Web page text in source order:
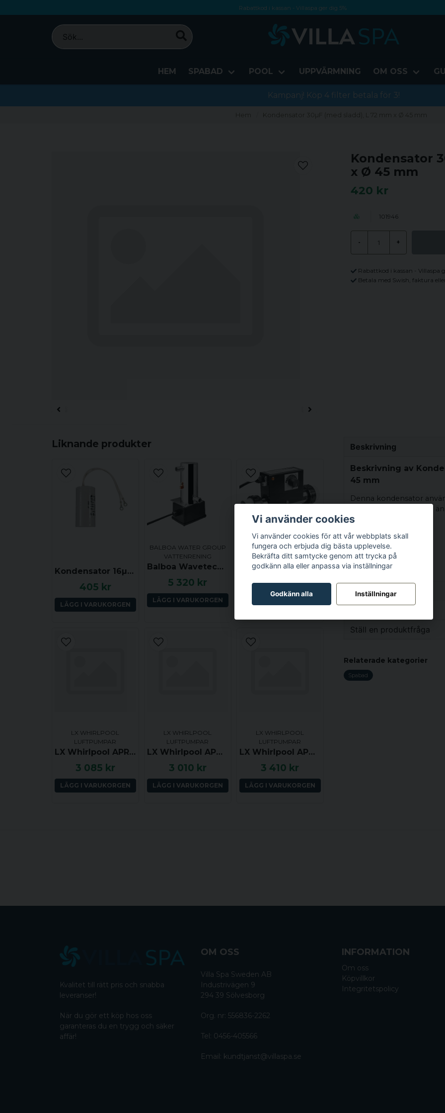
Rabattkod i kassan - Villaspa ger dig 5%
Fri frakt från 1000 kr!
Betala med Swish, faktura eller kontokort
HEM SPABAD POOL UPPVÄRMNING OM OSS
Kampanj! Köp 4 filter betala för 3!
Hem Kondensator 30µF (med sladd), L 72 mm x Ø 45 mm
Kondensator
x Ø 45 mm
420 kr
101946
- +
Rabattkod i kassan - Villaspa
Betala med Swish, faktura
Liknande produkter
Kondensator 16µF (med sladd), L 69 mm x Ø 35 mm
405 kr
LÄGG I VARUKORGEN
BALBOA WATER GROUP
VATTENRENING
Balboa Wavetech 254 UV-C System
5 320 kr
LÄGG I VARUKORGEN
BALBOA
VÄRMARE
Balboa 1.5kW 20-54151V, 1.5 tums värmare med vacuumbrytare och inbyggd termostat
4 385 kr
LX WHIRLPOOL
LUFTPUMPAR
LX Whirlpool APR400-V2 Luftpump med värmare, 400W + 180W
3 085 kr
LÄGG I VARUKORGEN
LX WHIRLPOOL
LUFTPUMPAR
LX Whirlpool APW400-V2 Luftpump med värmare, 400W + 180W
3 010 kr
LÄGG I VARUKORGEN
LX WHIRLPOOL
LUFTPUMPAR
LX Whirlpool APW700-V2 Luftpump med värmare, 700W + 180W
3 410 kr
LÄGG I VARUKORGEN
Beskrivning
Beskrivning av
45 mm
Denna kondensator
är fysiskt något mindre
Längd: 72 mm
Artikelnummer
Waterway: MEC90CAP3
Egenskaper
Vikt
Vikt
Ställ en produktfråga
Fråga oss något om
Relaterade kategorier
Spabad
Kvalitet till rätt pris och snabba
leveranser!
När du gör ett köp hos oss
garanteras du en trygg och säker
affär!
OM OSS
Villa Spa Sweden AB
Industrivägen 9
294 39 Sölvesborg
Org. nr: 556836-2262
Tel: 0456-405566
Email: kundtjanst@villaspa.se
INFORMATION
Om oss
Köpvillkor
Integritetspolicy
Vi använder cookies
Vi använder cookies för att vår webbplats skall
fungera och erbjuda dig bästa upplevelse.
Bekräfta ditt samtycke genom att trycka på
godkänn alla eller anpassa via inställningar
Godkänn alla Inställningar